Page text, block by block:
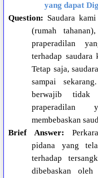
yang dapat
Question: Saudara
(rumah
praperadilan
terhadap
Tetap saja,
sampai
berwajib
praperadilan
membebaskan
Brief Answer:
pidana yang
terhadap
dibebaskan